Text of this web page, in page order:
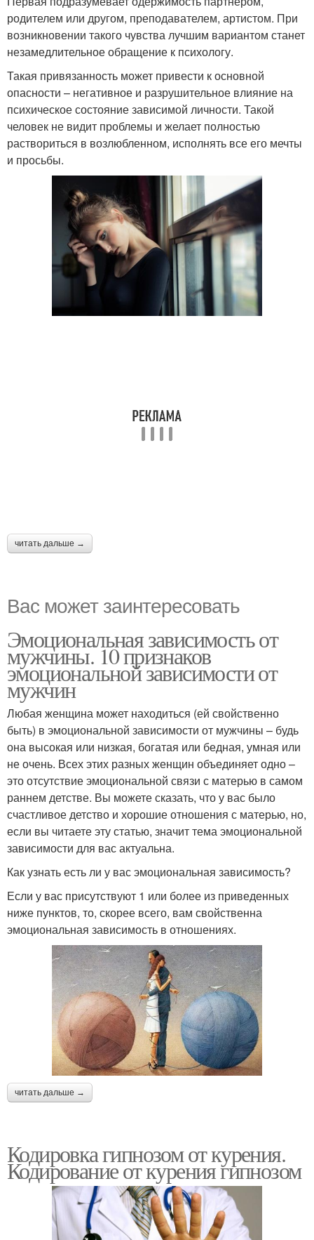
родителем или другом, преподавателем, артистом. При
возникновении такого чувства лучшим вариантом станет
незамедлительное обращение к психологу.
Такая привязанность может привести к основной
опасности – негативное и разрушительное влияние на
психическое состояние зависимой личности. Такой
человек не видит проблемы и желает полностью
раствориться в возлюбленном, исполнять все его мечты
и просьбы.
читать дальше →
Вас может заинтересовать
Эмоциональная зависимость от
мужчины. 10 признаков
эмоциональной зависимости от
мужчин
Любая женщина может находиться (ей свойственно
быть) в эмоциональной зависимости от мужчины – будь
она высокая или низкая, богатая или бедная, умная или
не очень. Всех этих разных женщин объединяет одно –
это отсутствие эмоциональной связи с матерью в самом
раннем детстве. Вы можете сказать, что у вас было
счастливое детство и хорошие отношения с матерью, но,
если вы читаете эту статью, значит тема эмоциональной
зависимости для вас актуальна.
Как узнать есть ли у вас эмоциональная зависимость?
Если у вас присутствуют 1 или более из приведенных
ниже пунктов, то, скорее всего, вам свойственна
эмоциональная зависимость в отношениях.
читать дальше →
Кодировка гипнозом от курения.
Кодирование от курения гипнозом